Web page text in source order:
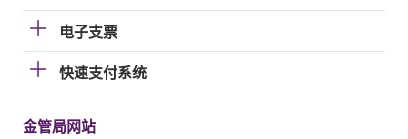
电子支票
快速支付系统
金管局网站